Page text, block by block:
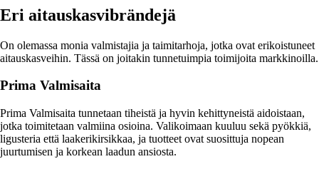
Eri aitauskasvibrändejä
On olemassa monia valmistajia ja taimitarhoja, jotka ovat erikoistuneet
aitauskasveihin. Tässä on joitakin tunnetuimpia toimijoita markkinoilla.
Prima Valmisaita
Prima Valmisaita tunnetaan tiheistä ja hyvin kehittyneistä aidoistaan,
jotka toimitetaan valmiina osioina. Valikoimaan kuuluu sekä pyökkiä,
ligusteria että laakerikirsikkaa, ja tuotteet ovat suosittuja nopean
juurtumisen ja korkean laadun ansiosta.